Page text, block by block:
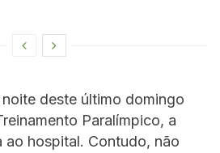
deste último domingo
Paralímpico, a
hospital. Contudo, não